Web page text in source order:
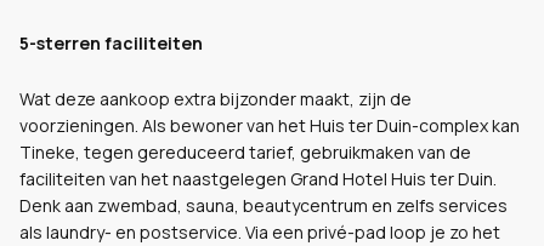
5-sterren faciliteiten
Wat deze aankoop extra bijzonder maakt, zijn de
voorzieningen. Als bewoner van het Huis ter Duin-complex kan
Tineke, tegen gereduceerd tarief, gebruikmaken van de
faciliteiten van het naastgelegen Grand Hotel Huis ter Duin.
Denk aan zwembad, sauna, beautycentrum en zelfs services
als laundry- en postservice. Via een privé-pad loop je zo het